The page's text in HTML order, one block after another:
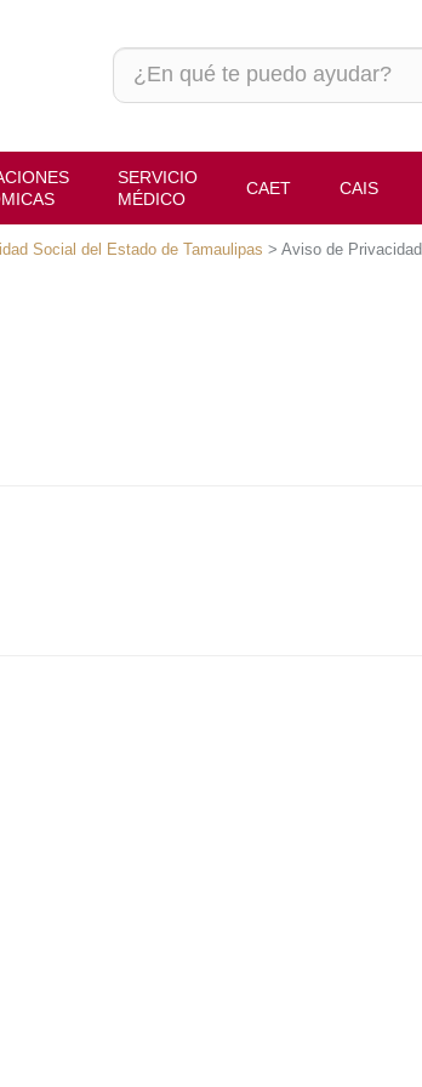
SERVICIO
MÉDICO
CAET CAIS
Social del Estado de Tamaulipas > Aviso de Privacidad